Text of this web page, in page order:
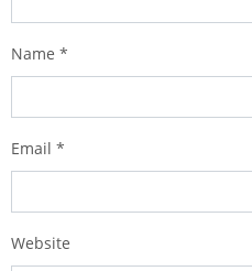
Name *
Email *
Website